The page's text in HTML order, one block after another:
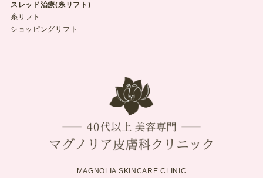
スレッド治療(糸リフト)
糸リフト
ショッピングリフト
MAGNOLIA SKINCARE CLINIC